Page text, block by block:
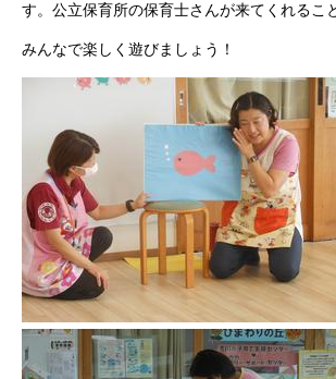
す。公立保育所の保育士さんが来てくれるこ
みんなで楽しく遊びましょう！